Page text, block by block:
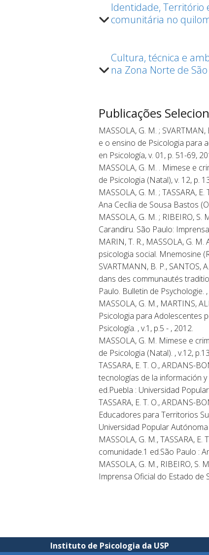
Identidade, Território
comunitária no
Cultura, técnica e
na Zona Norte de
Publicações
MASSOLA, G. M. ;
e o ensino de Psicologia para
en Psicología, v. 01, p. 51-69,
MASSOLA, G. M. . Mimese e
de Psicologia (Natal), v. 12, p.
MASSOLA, G. M. ; TASSARA,
Ana Cecília de Sousa Bastos
MASSOLA, G. M. ; RIBEIRO,
Carandiru. São Paulo:
MARIN, T. R., MASSOLA, G.
psicologia social. Mnemosine
SVARTMANN, B. P., SANTOS,
dans des communautés
Paulo. Bulletin de Psychologie.
MASSOLA, G. M., MARTINS,
Psicologia para Adolescentes
Psicología. , v.1, p.5 - , 2012.
MASSOLA, G. M. Mimese e
de Psicologia (Natal). , v.12,
TASSARA, E. T. O., ARDANS-
tecnologías de la información
ed.Puebla : Universidad
TASSARA, E. T. O., ARDANS-
Educadores para Territorios
Universidad Popular
MASSOLA, G. M., TASSARA,
comunidade.1 ed.São Paulo :
MASSOLA, G. M., RIBEIRO,
Imprensa Oficial do Estado de
Instituto de Psicologia da USP